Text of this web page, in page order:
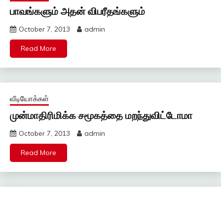
பாவங்களும் அதன் விபரீதங்களும்
October 7, 2013 admin
Read More
வீடியோக்கள்
முன்மாதிரிமிக்க சமூகத்தை மறந்துவிட்டோமா
October 7, 2013 admin
Read More